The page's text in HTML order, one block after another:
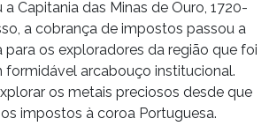
a Capitania das Minas de Ouro, 1720-
a cobrança de impostos passou a
para os exploradores da região que foi
formidável arcabouço institucional.
os metais preciosos desde que
impostos à coroa Portuguesa.